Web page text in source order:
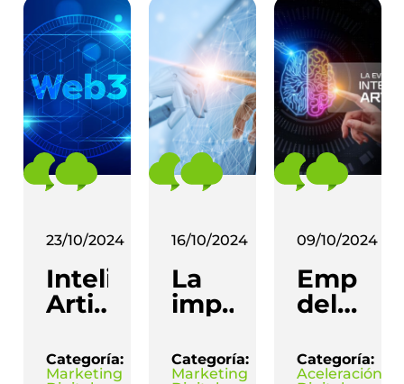
23/10/2024
Inteligencia
Artificial
Marketing:
Categoría:
Marketing
16/10/2024
La
importancia
detectar
Categoría:
Marketing
09/10/2024
del
Cómo
Categoría:
Aceleración